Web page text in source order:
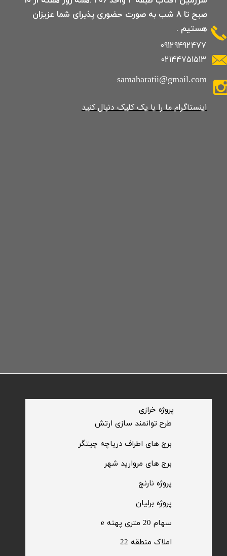
​طرح توانمند سازی ارتش
سهام 20 متری پهنه e​​​​​​​
​املاک منطقه 22
​پروژه خرازی
پروژه برلیان
​پروژه نارنج
​برج های اطراف دریاچه چیتگر
​برج های مروارید شهر
09129492477
02144751513
صبح تا 8 شب به صورت حضوری پذیرای شما عزیزان
هستیم .
samaharatii@gmail.com
​​​​​​​​​اینستاگرام ما را با یک کلیک دنبال کنید